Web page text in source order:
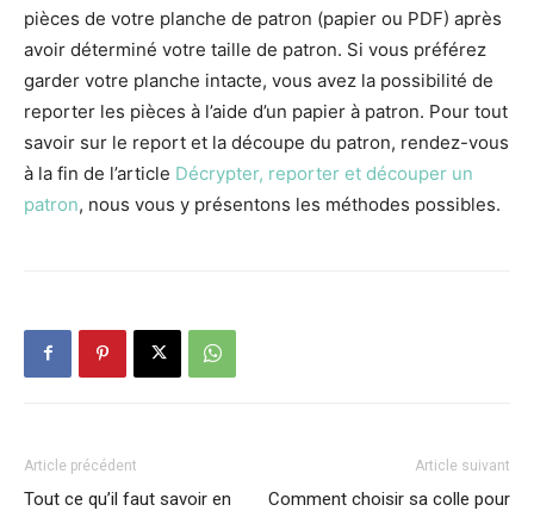
pièces de votre planche de patron (papier ou PDF) après
avoir déterminé votre taille de patron. Si vous préférez
garder votre planche intacte, vous avez la possibilité de
reporter les pièces à l’aide d’un papier à patron. Pour tout
savoir sur le report et la découpe du patron, rendez-vous
à la fin de l’article Décrypter, reporter et découper un
patron, nous vous y présentons les méthodes possibles.
Article précédent
Tout ce qu’il faut savoir en
Article suivant
Comment choisir sa colle pour